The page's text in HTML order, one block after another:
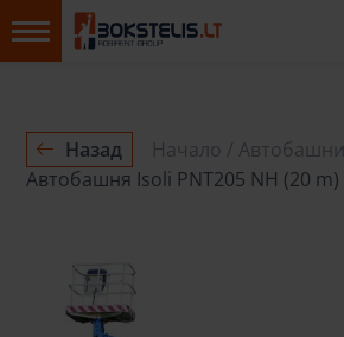
Назад Начало
Автобашни
Aвтобашня Isoli PNT205 NH (20 m)